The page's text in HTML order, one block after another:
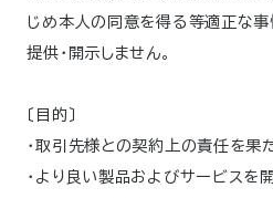
じめ本人の同意を得る等適正な事
提供・開示しません。
〔目的〕
・取引先様との契約上の責任を果
・より良い製品およびサービスを